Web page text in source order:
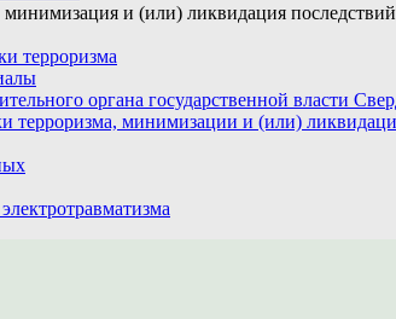
и (или) ликвидация
терроризма
органа государственной власти
терроризма, минимизации и (или)